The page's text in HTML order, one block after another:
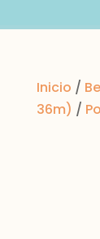
Inicio /
36m) /